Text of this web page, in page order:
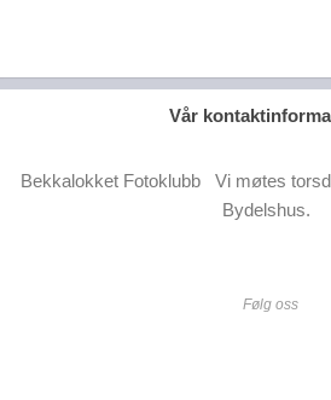
Vår
Bekkalokket Fotoklubb Vi møtes
Bydelshus.
Følg oss